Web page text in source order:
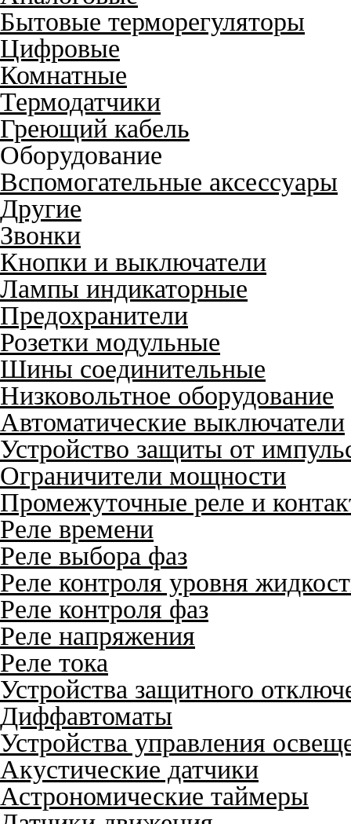
Бытовые терморегуляторы
Цифровые
Комнатные
Термодатчики
Греющий кабель
Оборудование
Вспомогательные аксессуары
Другие
Звонки
Кнопки и выключатели
Лампы индикаторные
Предохранители
Розетки модульные
Шины соединительные
Низковольтное оборудование
Автоматические выключатели
Устройство защиты от
Ограничители мощности
Промежуточные реле и
Реле времени
Реле выбора фаз
Реле контроля уровня
Реле контроля фаз
Реле напряжения
Реле тока
Устройства защитного
Диффавтоматы
Устройства управления
Акустические датчики
Астрономические таймеры